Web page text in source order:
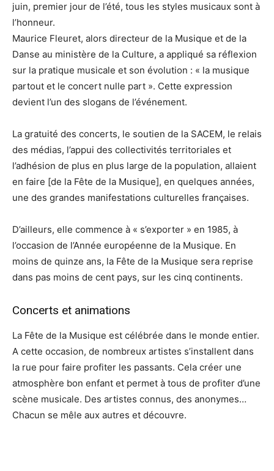
juin, premier jour de l’été, tous les styles musicaux sont à
l’honneur.
Maurice Fleuret, alors directeur de la Musique et de la
Danse au ministère de la Culture, a appliqué sa réflexion
sur la pratique musicale et son évolution : « la musique
partout et le concert nulle part ». Cette expression
devient l’un des slogans de l’événement.
La gratuité des concerts, le soutien de la SACEM, le relais
des médias, l’appui des collectivités territoriales et
l’adhésion de plus en plus large de la population, allaient
en faire [de la Fête de la Musique], en quelques années,
une des grandes manifestations culturelles françaises.
D’ailleurs, elle commence à « s’exporter » en 1985, à
l’occasion de l’Année européenne de la Musique. En
moins de quinze ans, la Fête de la Musique sera reprise
dans pas moins de cent pays, sur les cinq continents.
Concerts et animations
La Fête de la Musique est célébrée dans le monde entier.
A cette occasion, de nombreux artistes s’installent dans
la rue pour faire profiter les passants. Cela créer une
atmosphère bon enfant et permet à tous de profiter d’une
scène musicale. Des artistes connus, des anonymes…
Chacun se mêle aux autres et découvre.